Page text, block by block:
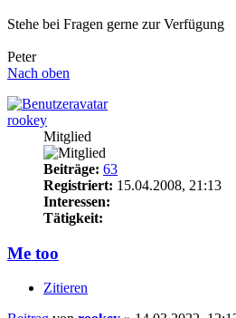
Stehe bei Fragen gerne zur Verfügung
Peter
Nach oben
rookey
Mitglied
Beiträge: 63
Registriert: 15.04.2008, 21:13
Interessen:
Tätigkeit:
Me too
Zitieren